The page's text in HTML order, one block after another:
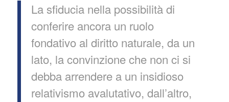
La sfiducia nella possibilità di
conferire ancora un ruolo
fondativo al diritto naturale, da un
lato, la convinzione che non ci si
debba arrendere a un insidioso
relativismo avalutativo, dall’altro,